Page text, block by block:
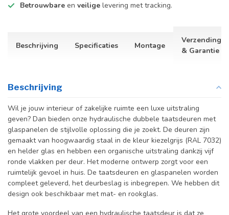
Betrouwbare en veilige levering met tracking.
Beschrijving Specificaties Montage
Verzending
& Garantie
Beschrijving
Wil je jouw interieur of zakelijke ruimte een luxe uitstraling
geven? Dan bieden onze hydraulische dubbele taatsdeuren met
glaspanelen de stijlvolle oplossing die je zoekt. De deuren zijn
gemaakt van hoogwaardig staal in de kleur kiezelgrijs (RAL 7032)
en helder glas en hebben een organische uitstraling dankzij vijf
ronde vlakken per deur. Het moderne ontwerp zorgt voor een
ruimtelijk gevoel in huis. De taatsdeuren en glaspanelen worden
compleet geleverd, het deurbeslag is inbegrepen. We hebben dit
design ook beschikbaar met mat- en rookglas.